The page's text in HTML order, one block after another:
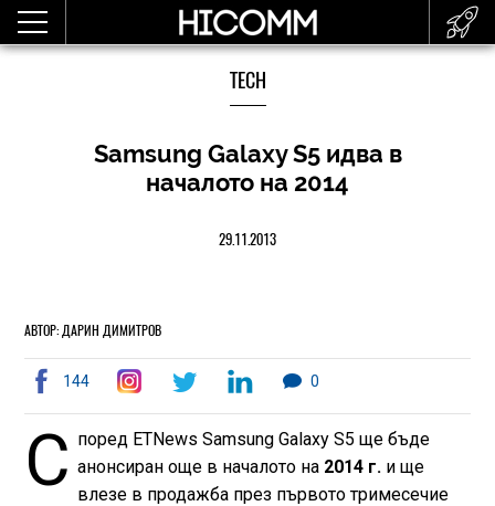
TECH
Samsung Galaxy S5 идва в
началото на 2014
29.11.2013
АВТОР: ДАРИН ДИМИТРОВ
144 0
С поред ETNews Samsung Galaxy S5 ще бъде
анонсиран още в началото на 2014 г. и ще
влезе в продажба през първото тримесечие